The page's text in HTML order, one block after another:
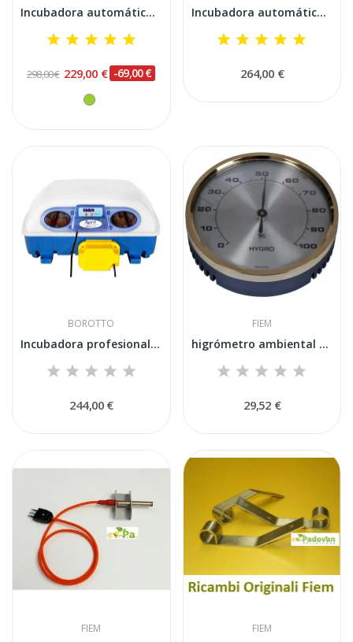
Incubadora automática digital inteligente FIEM...
298,00 € 229,00 € -69,00 €
Incubadora automática Borotto REAL 24 Expert...
264,00 €
BOROTTO
Incubadora profesional automática Borotto REAL 49
244,00 €
FIEM
higrómetro ambiental FIEM
29,52 €
FIEM FIEM